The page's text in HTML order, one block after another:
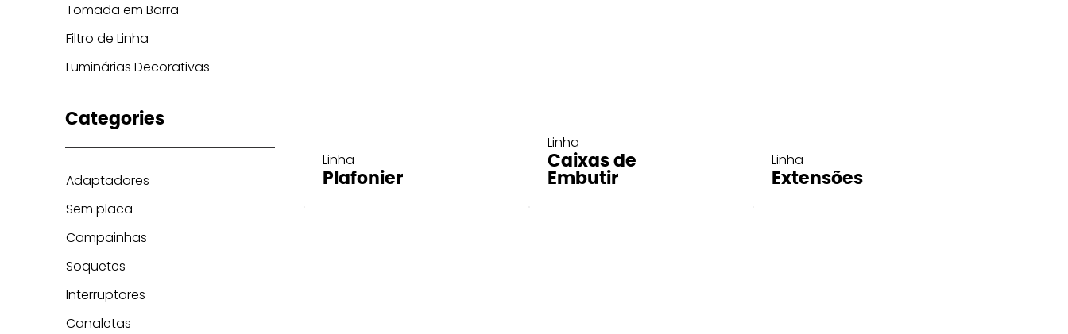
Linha
Plafonier
Linha
Caixas de
Embutir
Linha
Extensões
Tomada em Barra
Filtro de Linha
Luminárias Decorativas
Categories
Adaptadores
Sem placa
Campainhas
Soquetes
Interruptores
Canaletas